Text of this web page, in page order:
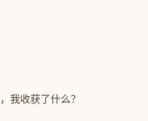
我收获了什么？